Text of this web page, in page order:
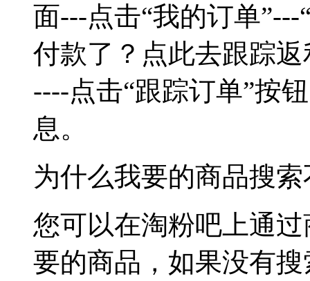
面---点击“我的订单”---
付款了？点此去跟踪返
----点击“跟踪订单”按
息。
为什么我要的商品搜
您可以在淘粉吧上通
要的商品，如果没有